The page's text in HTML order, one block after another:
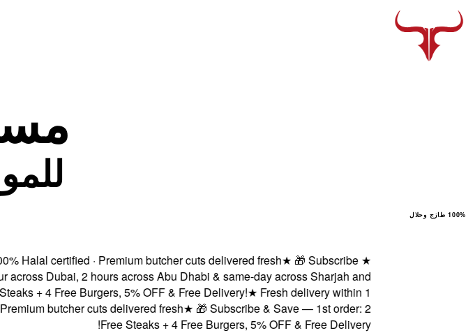
100% طازج وحلال
★
certified · Premium butcher cuts delivered fresh★🎁 Subscribe
Dubai, 2 hours across Abu Dhabi & same-day across Sharjah and
+ 4 Free Burgers, 5% OFF & Free Delivery!★Fresh delivery within 1
butcher cuts delivered fresh★🎁 Subscribe & Save — 1st order: 2
Free Steaks + 4 Free Burgers, 5% OFF & Free Delivery!